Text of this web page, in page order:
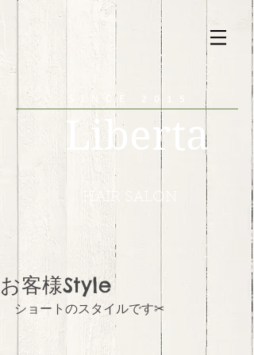
SINCE 2015
Liberta
HAIR SALON
お客様Style
ショートのスタイルです✂︎